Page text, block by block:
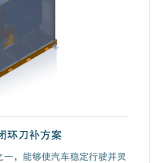
环刀补方案
，能够使汽车稳定行驶并灵